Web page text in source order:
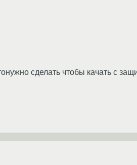
сделать чтобы качать с